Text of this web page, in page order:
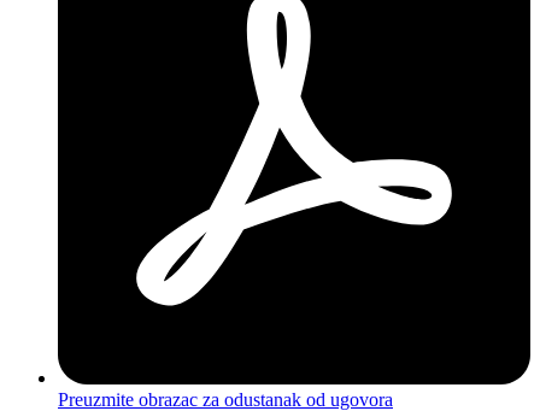
Preuzmite obrazac za odustanak od ugovora